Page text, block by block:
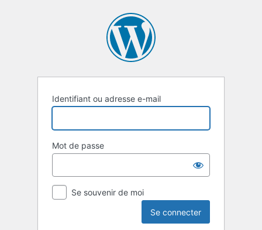
Identifiant ou adresse e-mail
Mot de passe
Se souvenir de moi